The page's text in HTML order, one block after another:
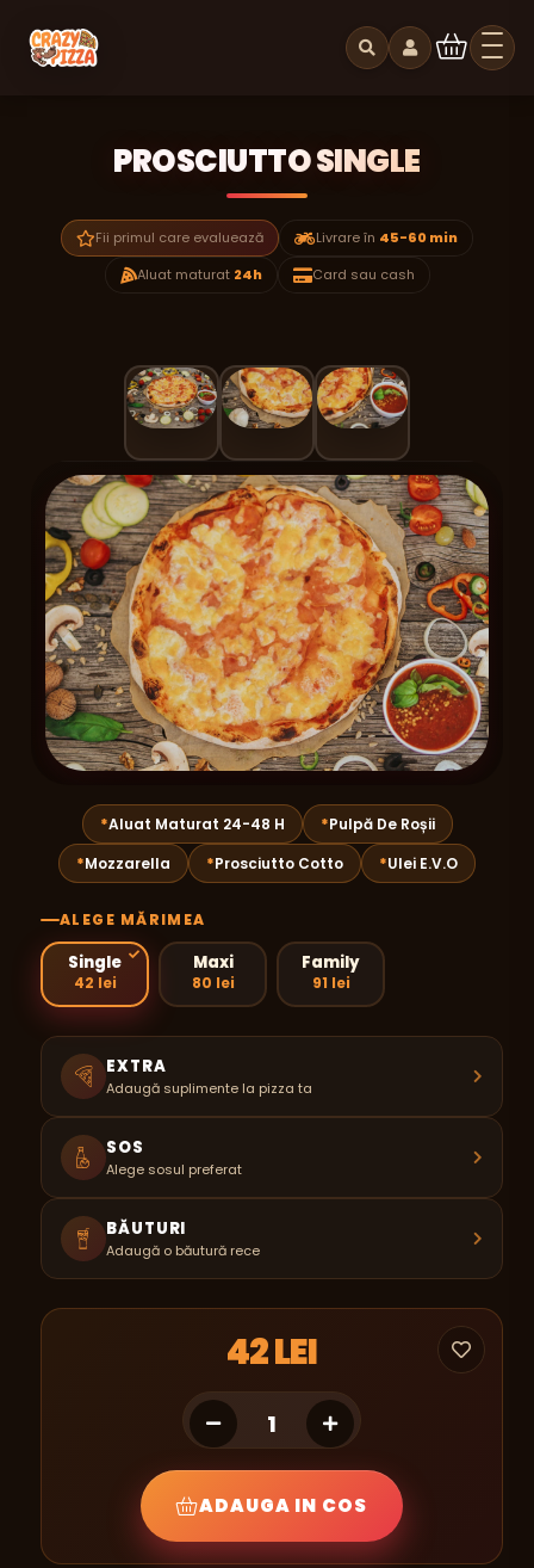
PROSCIUTTO SINGLE
Fii primul care evaluează Livrare în 45-60 min
Aluat maturat 24h Card sau cash
Aluat Maturat 24-48 H
Pulpă De Roșii
Mozzarella
Prosciutto Cotto Ulei E.V.O
ALEGE MĂRIMEA
Single
42 lei
Maxi
80 lei
Family
91 lei
EXTRA
Adaugă suplimente la pizza ta
SOS
Alege sosul preferat
BĂUTURI
Adaugă o băutură rece
42 LEI
ADAUGA IN COS